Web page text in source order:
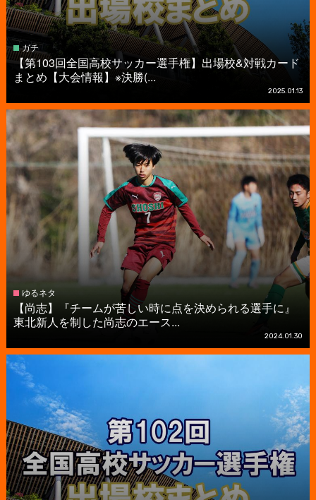
ガチ
【第103回全国高校サッカー選手権】出場校&対戦カード
まとめ【大会情報】※決勝(...
2025.01.13
ゆるネタ
【尚志】『チームが苦しい時に点を決められる選手に』
東北新人を制した尚志のエース...
2024.01.30